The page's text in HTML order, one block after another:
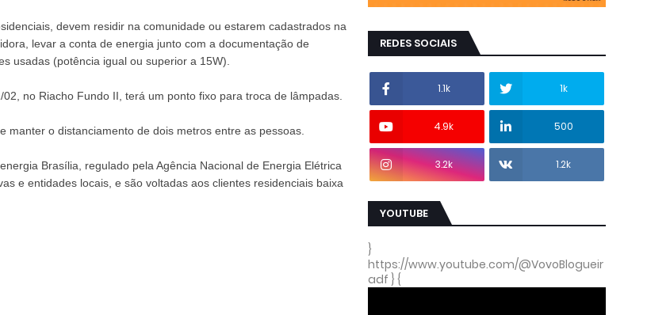
devem residir na comunidade ou estarem cadastrados na
levar a conta de energia junto com a documentação de
usadas (potência igual ou superior a 15W).
no Riacho Fundo II, terá um ponto fixo para troca de lâmpadas.
o distanciamento de dois metros entre as pessoas.
Brasília, regulado pela Agência Nacional de Energia Elétrica
e entidades locais, e são voltadas aos clientes residenciais baixa
REDES SOCIAIS
1.1k 1k
4.9k 500
3.2k 1.2k
YOUTUBE
}
https://www.youtube.com/@VovoBlogueir
adf } {